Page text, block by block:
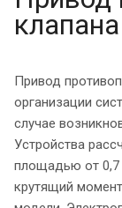
клапана
Привод
организации
случае
Устройства
площадью от 0,7
крутящий